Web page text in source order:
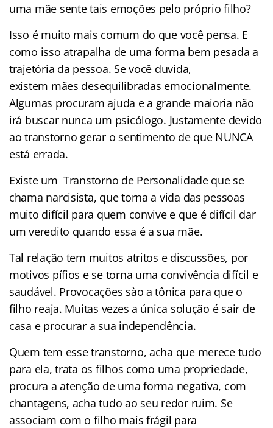
uma mãe sente tais emoções pelo próprio filho?
Isso é muito mais comum do que você pensa. E
como isso atrapalha de uma forma bem pesada a
trajetória da pessoa. Se você duvida,
existem mães desequilibradas emocionalmente.
Algumas procuram ajuda e a grande maioria não
irá buscar nunca um psicólogo. Justamente devido
ao transtorno gerar o sentimento de que NUNCA
está errada.
Existe um Transtorno de Personalidade que se
chama narcisista, que torna a vida das pessoas
muito difícil para quem convive e que é difícil dar
um veredito quando essa é a sua mãe.
Tal relação tem muitos atritos e discussões, por
motivos pífios e se torna uma convivência difícil e
saudável. Provocações sào a tônica para que o
filho reaja. Muitas vezes a única solução é sair de
casa e procurar a sua independência.
Quem tem esse transtorno, acha que merece tudo
para ela, trata os filhos como uma propriedade,
procura a atenção de uma forma negativa, com
chantagens, acha tudo ao seu redor ruim. Se
associam com o filho mais frágil para